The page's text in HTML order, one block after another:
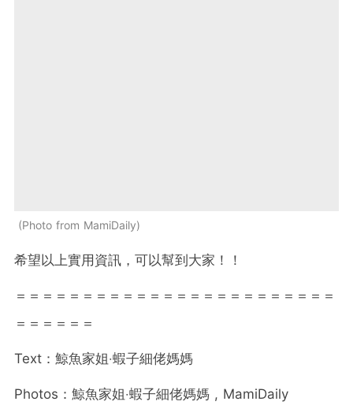
Photo from MamiDaily
希望以上實用資訊，可以幫到大家！！
＝＝＝＝＝＝＝＝＝＝＝＝＝＝＝＝＝＝＝＝＝＝＝＝
＝＝＝＝＝＝
Text：鯨魚家姐‧蝦子細佬媽媽
Photos：鯨魚家姐‧蝦子細佬媽媽 , MamiDaily